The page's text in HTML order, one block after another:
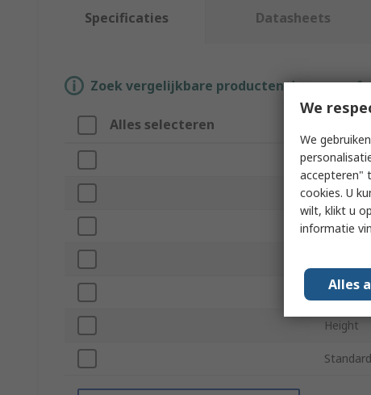
Specificaties Datasheets
Zoek vergelijkbare producten door een of
Alles selecteren
Merk
Colour
Product
Material
Height
We
We
accepteren"
cookies. U
wilt, klikt u
informatie
Alles